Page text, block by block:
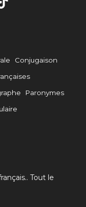
Conjugaison
Paronymes
Tout le